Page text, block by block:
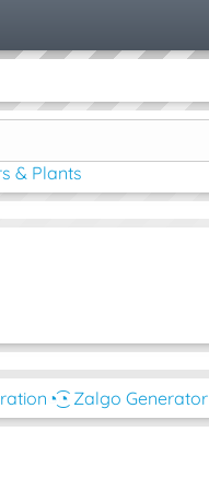
& Plants
◔͜͡◔ Zalgo Generator